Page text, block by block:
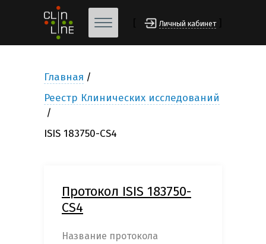
Личный кабинет
Главная
Реестр Клинических исследований
ISIS 183750-CS4
Протокол ISIS 183750-
CS4
Название протокола